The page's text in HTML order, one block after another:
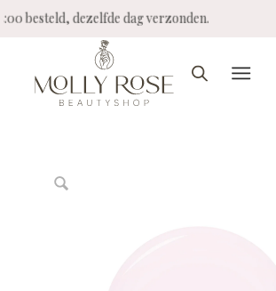
besteld, dezelfde dag verzonden.